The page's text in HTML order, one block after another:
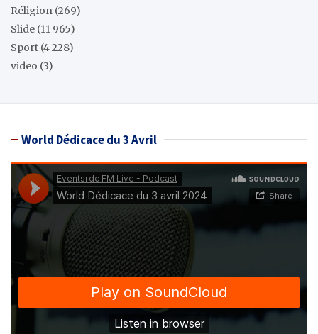
Réligion (269)
Slide (11 965)
Sport (4 228)
video (3)
World Dédicace du 3 Avril